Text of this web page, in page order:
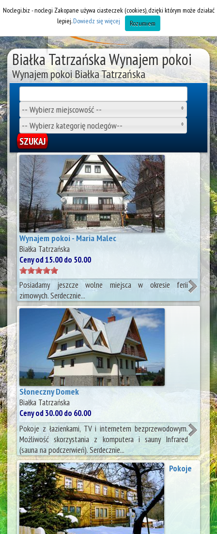
Białka Tatrzańska Wynajem pokoi
Wynajem pokoi Białka Tatrzańska
-- Wybierz miejscowość --
-- Wybierz kategorię noclegów--
Wynajem pokoi - Maria Malec
Białka Tatrzańska
Ceny od 15.00 do 50.00
Posiadamy jeszcze wolne miejsca w okresie ferii
zimowych. Serdecznie...
Słoneczny Domek
Białka Tatrzańska
Ceny od 30.00 do 60.00
Pokoje z łazienkami, TV i internetem bezprzewodowym.
Możliwość skorzystania z komputera i sauny Infrared
(sauna na podczerwień). Serdecznie...
Pokoje
Noclegi.biz - noclegi Zakopane używa ciasteczek (cookies), dzięki którym może działać
lepiej.Dowiedz się więcej Rozumiem